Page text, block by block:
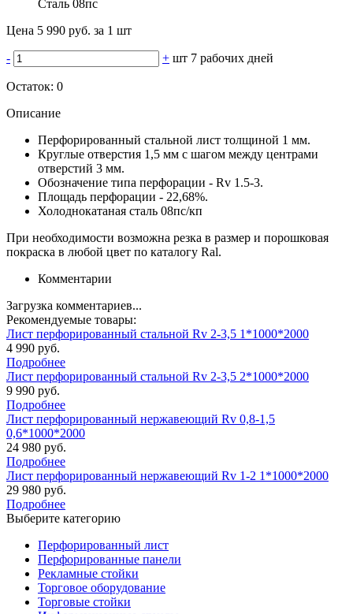
Сталь 08пс
Цена 5 990 руб. за 1 шт
- + шт 7 рабочих дней
Остаток: 0
Описание
Перфорированный стальной лист толщиной 1 мм.
Круглые отверстия 1,5 мм с шагом между центрами
отверстий 3 мм.
Обозначение типа перфорации - Rv 1.5-3.
Площадь перфорации - 22,68%.
Холоднокатаная сталь 08пс/кп
При необходимости возможна резка в размер и порошковая
покраска в любой цвет по каталогу Ral.
Комментарии
Загрузка комментариев...
Рекомендуемые товары:
Лист перфорированный стальной Rv 2-3,5 1*1000*2000
4 990 руб.
Подробнее
Лист перфорированный стальной Rv 2-3,5 2*1000*2000
9 990 руб.
Подробнее
Лист перфорированный нержавеющий Rv 0,8-1,5
0,6*1000*2000
24 980 руб.
Подробнее
Лист перфорированный нержавеющий Rv 1-2 1*1000*2000
29 980 руб.
Подробнее
Выберите категорию
Перфорированный лист
Перфорированные панели
Рекламные стойки
Торговое оборудование
Торговые стойки